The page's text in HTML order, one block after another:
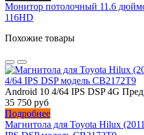
Монитор потолочный 11.6
116HD
Похожие товары
Android 10 4/64 IPS DSP 4G
35 750 руб
Подробнее
Магнитола для Toyota Hilux